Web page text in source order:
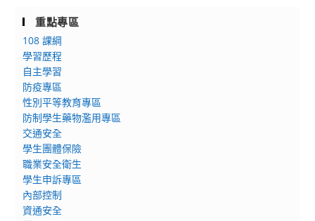
重點專區
108 課綱
學習歷程
自主學習
防疫專區
性別平等教育專區
防制學生藥物濫用專區
交通安全
學生團體保險
職業安全衛生
學生申訴專區
內部控制
資通安全